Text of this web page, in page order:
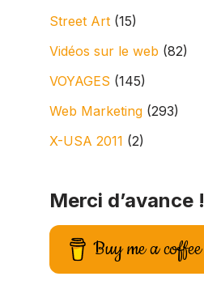
Street Art (15)
Vidéos sur le web (82)
VOYAGES (145)
Web Marketing (293)
X-USA 2011 (2)
Merci d’avance !
Buy me a coffee